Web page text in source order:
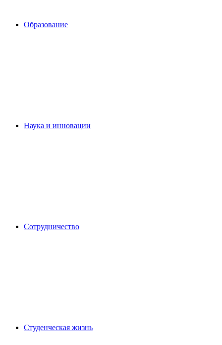
Образование
Наука и инновации
Сотрудничество
Студенческая жизнь